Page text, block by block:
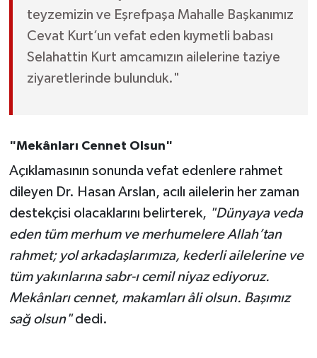
teyzemizin ve Eşrefpaşa Mahalle Başkanımız
Cevat Kurt’un vefat eden kıymetli babası
Selahattin Kurt amcamızın ailelerine taziye
ziyaretlerinde bulunduk."
"Mekânları Cennet Olsun"
Açıklamasının sonunda vefat edenlere rahmet
dileyen Dr. Hasan Arslan, acılı ailelerin her zaman
destekçisi olacaklarını belirterek, "Dünyaya veda
eden tüm merhum ve merhumelere Allah’tan
rahmet; yol arkadaşlarımıza, kederli ailelerine ve
tüm yakınlarına sabr-ı cemil niyaz ediyoruz.
Mekânları cennet, makamları âli olsun. Başımız
sağ olsun"dedi.